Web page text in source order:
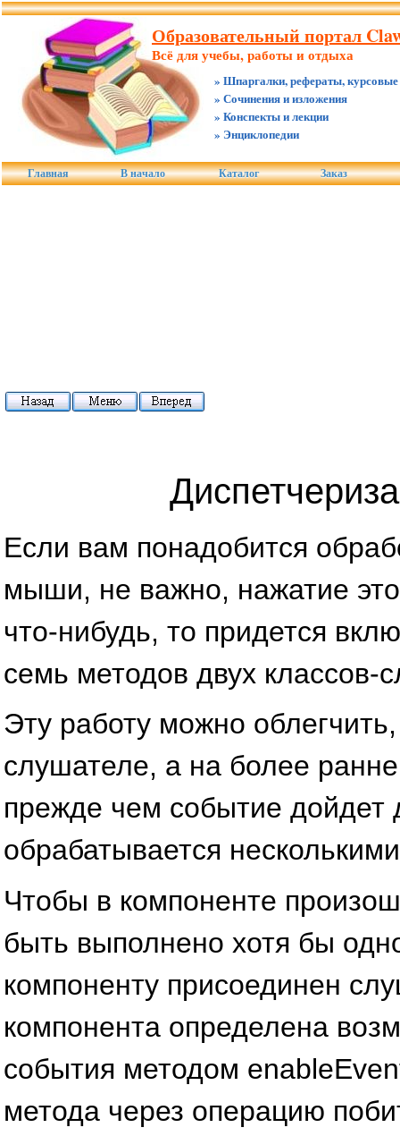
Образовательный портал
Всё для учебы, работы и отдыха
» Шпаргалки, рефераты, курсовые
» Сочинения и изложения
» Конспекты и лекции
» Энциклопедии
Главная В начало Каталог Заказ
Если вам понадобится
мыши, не важно, нажатие
что-нибудь, то придется
семь методов двух
Эту работу можно
слушателе, а на более
прежде чем событие дойдет
обрабатывается
Чтобы в компоненте
быть выполнено хотя бы
компоненту присоединен
компонента определена
события методом
метода через операцию